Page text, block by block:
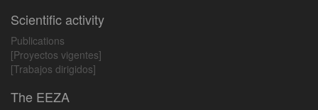
Scientific activity
Publications
[Proyectos vigentes]
[Trabajos dirigidos]
The EEZA